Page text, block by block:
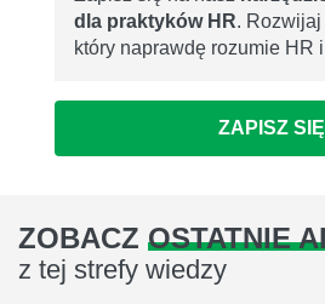
dla praktyków HR. Rozwijaj
który naprawdę rozumie HR
ZAPISZ SIĘ
ZOBACZ OSTATNIE
z tej strefy wiedzy